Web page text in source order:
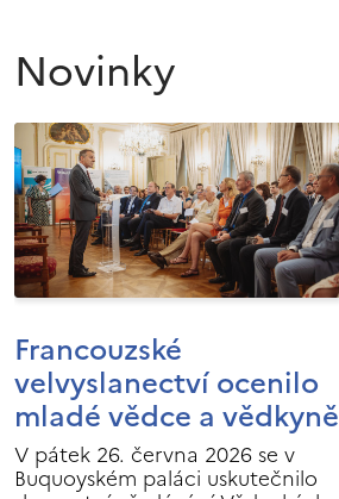
Novinky
Francouzské
velvyslanectví ocenilo
mladé vědce a vědkyně
V pátek 26. června 2026 se v
Buquoyském paláci uskutečnilo